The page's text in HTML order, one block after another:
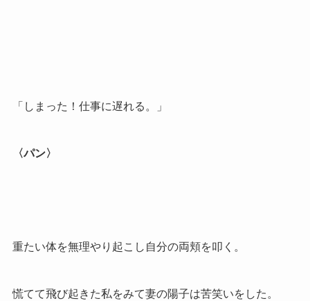
「しまった！仕事に遅れる。」
〈パン〉
重たい体を無理やり起こし自分の両頬を叩く。
慌てて飛び起きた私をみて妻の陽子は苦笑いをした。